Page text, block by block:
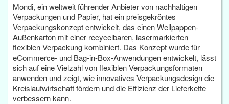
Mondi, ein weltweit führender Anbieter von nachhaltigen
Verpackungen und Papier, hat ein preisgekröntes
Verpackungskonzept entwickelt, das einen Wellpappen-
Außenkarton mit einer recycelbaren, lasermarkierten
flexiblen Verpackung kombiniert. Das Konzept wurde für
eCommerce- und Bag-in-Box-Anwendungen entwickelt, lässt
sich auf eine Vielzahl von flexiblen Verpackungsformaten
anwenden und zeigt, wie innovatives Verpackungsdesign die
Kreislaufwirtschaft fördern und die Effizienz der Lieferkette
verbessern kann.